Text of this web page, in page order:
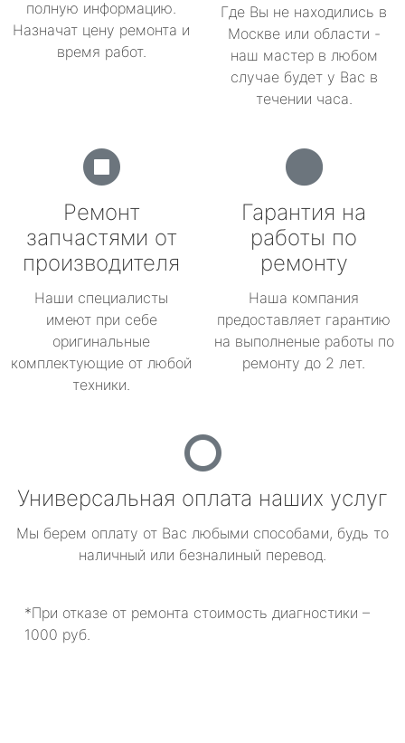
полную информацию.
Назначат цену ремонта и
время работ.
Где Вы не находились в
Москве или области -
наш мастер в любом
случае будет у Вас в
течении часа.
Ремонт
запчастями от
производителя
Наши специалисты
имеют при себе
оригинальные
комплектующие от любой
техники.
Гарантия на
работы по
ремонту
Наша компания
предоставляет гарантию
на выполненые работы по
ремонту до 2 лет.
Универсальная оплата наших услуг
Мы берем оплату от Вас любыми способами, будь то
наличный или безналиный перевод.
*При отказе от ремонта стоимость диагностики –
1000 руб.